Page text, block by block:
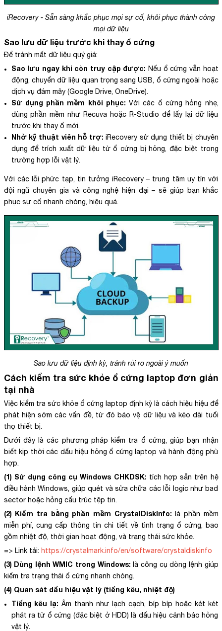
iRecovery - Sẵn sàng khắc phục mọi sự cố, khôi phục thành công
mọi dữ liệu
Sao lưu dữ liệu trước khi thay ổ cứng
Để tránh mất dữ liệu quý giá:
Sao lưu ngay khi còn truy cập được: Nếu ổ cứng vẫn hoạt
động, chuyển dữ liệu quan trọng sang USB, ổ cứng ngoài hoặc
dịch vụ đám mây (Google Drive, OneDrive).
Sử dụng phần mềm khôi phục: Với các ổ cứng hỏng nhẹ,
dùng phần mềm như Recuva hoặc R-Studio để lấy lại dữ liệu
trước khi thay ổ mới.
Nhờ kỹ thuật viên hỗ trợ:iRecovery sử dụng thiết bị chuyên
dụng để trích xuất dữ liệu từ ổ cứng bị hỏng, đặc biệt trong
trường hợp lỗi vật lý.
Với các lỗi phức tạp, tin tưởng iRecovery – trung tâm uy tín với
đội ngũ chuyên gia và công nghệ hiện đại – sẽ giúp bạn khắc
phục sự cố nhanh chóng, hiệu quả.
Sao lưu dữ liệu định kỳ, tránh rủi ro ngoài ý muốn
Cách kiểm tra sức khỏe ổ cứng laptop đơn giản
tại nhà
Việc kiểm tra sức khỏe ổ cứng laptop định kỳ là cách hiệu hiệu để
phát hiện sớm các vấn đề, từ đó bảo vệ dữ liệu và kéo dài tuổi
thọ thiết bị.
Dưới đây là các phương pháp kiểm tra ổ cứng, giúp bạn nhận
biết kịp thời các dấu hiệu hỏng ổ cứng laptop và hành động phù
hợp.
(1) Sử dụng công cụ Windows CHKDSK: tích hợp sẵn trên hệ
điều hành Windows, giúp quét và sửa chữa các lỗi logic như bad
sector hoặc hỏng cấu trúc tệp tin.
(2) Kiểm tra bằng phần mềm CrystalDiskInfo:là phần mềm
miễn phí, cung cấp thông tin chi tiết về tình trạng ổ cứng, bao
gồm nhiệt độ, thời gian hoạt động, và trạng thái sức khỏe.
=> Link tải: https://crystalmark.info/en/software/crystaldiskinfo
(3) Dùng lệnh WMIC trong Windows:là công cụ dòng lệnh giúp
kiểm tra trạng thái ổ cứng nhanh chóng.
(4) Quan sát dấu hiệu vật lý (tiếng kêu, nhiệt độ)
Tiếng kêu lạ: Âm thanh như lạch cạch, bíp bíp hoặc két két
phát ra từ ổ cứng (đặc biệt ở HDD) là dấu hiệu cảnh báo hỏng
vật lý.